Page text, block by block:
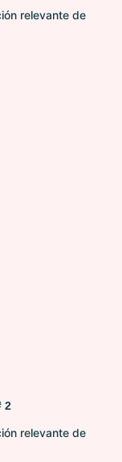
relevante de
2
relevante de